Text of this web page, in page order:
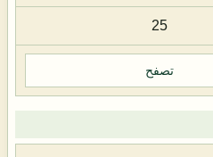
25
تصفح